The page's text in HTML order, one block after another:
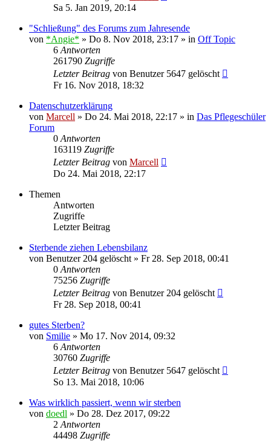
Sa 5. Jan 2019, 20:14
"Schließung" des Forums zum Jahresende
von *Angie* » Do 8. Nov 2018, 23:17 » in Off Topic
6 Antworten
261790 Zugriffe
Letzter Beitrag von Benutzer 5647 gelöscht
Fr 16. Nov 2018, 18:32
Datenschutzerklärung
von Marcell » Do 24. Mai 2018, 22:17 » in Das Pflegeschüler
Forum
0 Antworten
163119 Zugriffe
Letzter Beitrag von Marcell
Do 24. Mai 2018, 22:17
Themen
Antworten
Zugriffe
Letzter Beitrag
Sterbende ziehen Lebensbilanz
von Benutzer 204 gelöscht » Fr 28. Sep 2018, 00:41
0 Antworten
75256 Zugriffe
Letzter Beitrag von Benutzer 204 gelöscht
Fr 28. Sep 2018, 00:41
gutes Sterben?
von Smilie » Mo 17. Nov 2014, 09:32
6 Antworten
30760 Zugriffe
Letzter Beitrag von Benutzer 5647 gelöscht
So 13. Mai 2018, 10:06
Was wirklich passiert, wenn wir sterben
von doedl » Do 28. Dez 2017, 09:22
2 Antworten
44498 Zugriffe